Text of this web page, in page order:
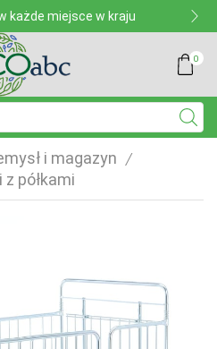
każde miejsce w kraju
0
i magazyn /
z półkami